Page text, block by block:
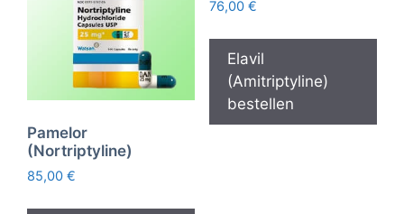
Pamelor
(Nortriptyline)
85,00 €
76,00 €
Elavil
(Amitriptyline)
bestellen